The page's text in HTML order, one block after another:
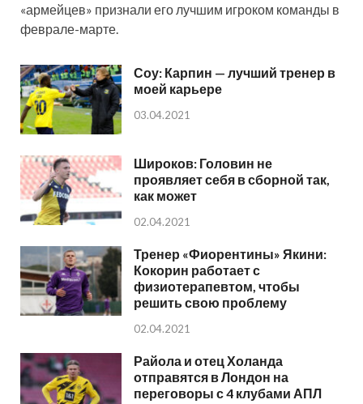
«армейцев» признали его лучшим игроком команды в
феврале-марте.
Соу: Карпин — лучший тренер в
моей карьере
03.04.2021
Широков: Головин не
проявляет себя в сборной так,
как может
02.04.2021
Тренер «Фиорентины» Якини:
Кокорин работает с
физиотерапевтом, чтобы
решить свою проблему
02.04.2021
Райола и отец Холанда
отправятся в Лондон на
переговоры с 4 клубами АПЛ